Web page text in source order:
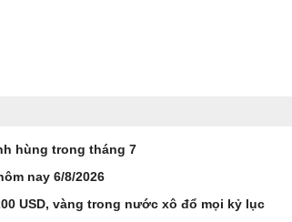
hùng trong tháng 7
nay 6/8/2026
USD, vàng trong nước xô đổ mọi kỷ lục